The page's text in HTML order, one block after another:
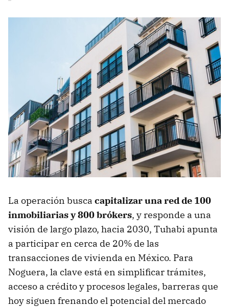
La operación busca capitalizar una red de 100
inmobiliarias y 800 brókers, y responde a una
visión de largo plazo, hacia 2030, Tuhabi apunta
a participar en cerca de 20% de las
transacciones de vivienda en México. Para
Noguera, la clave está en simplificar trámites,
acceso a crédito y procesos legales, barreras que
hoy siguen frenando el potencial del mercado